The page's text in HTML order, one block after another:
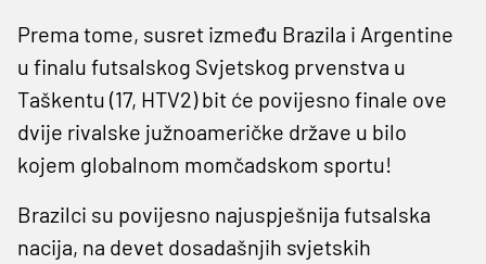
Prema tome, susret između Brazila i Argentine
u finalu futsalskog Svjetskog prvenstva u
Taškentu (17, HTV2) bit će povijesno finale ove
dvije rivalske južnoameričke države u bilo
kojem globalnom momčadskom sportu!
Brazilci su povijesno najuspješnija futsalska
nacija, na devet dosadašnjih svjetskih